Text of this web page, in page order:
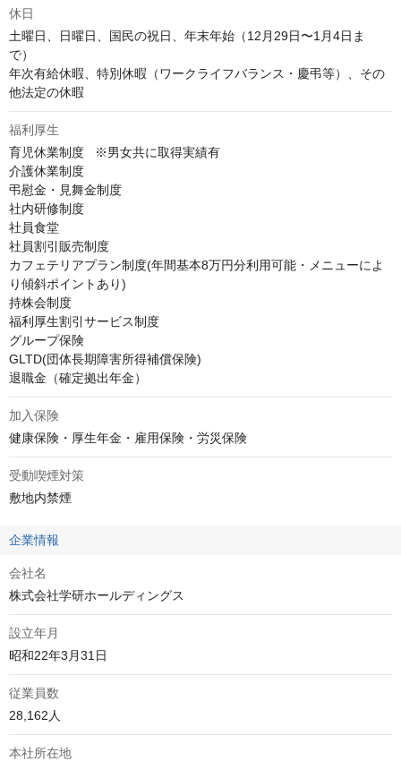
休日
土曜日、日曜日、国民の祝日、年末年始（12月29日〜1月4日ま
で）
年次有給休暇、特別休暇（ワークライフバランス・慶弔等）、その
他法定の休暇
福利厚生
育児休業制度   ※男女共に取得実績有
介護休業制度
弔慰金・見舞金制度
社内研修制度
社員食堂
社員割引販売制度
カフェテリアプラン制度(年間基本8万円分利用可能・メニューによ
り傾斜ポイントあり)
持株会制度
福利厚生割引サービス制度
グループ保険
GLTD(団体長期障害所得補償保険)
退職金（確定拠出年金）
加入保険
健康保険・厚生年金・雇用保険・労災保険
受動喫煙対策
敷地内禁煙
企業情報
会社名
株式会社学研ホールディングス
設立年月
昭和22年3月31日
従業員数
28,162人
本社所在地